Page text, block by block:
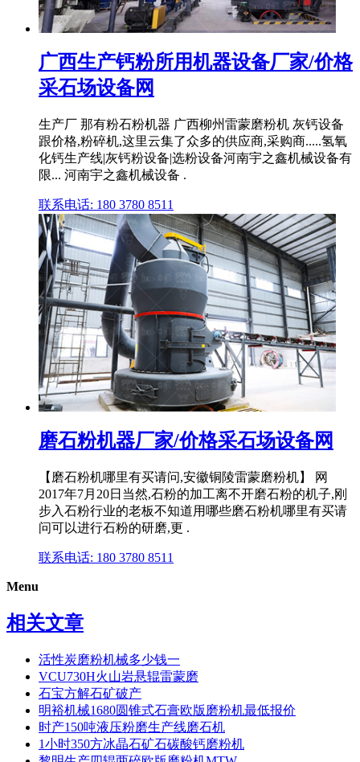
广西生产钙粉所用机器设备厂家/价格
采石场设备网
生产厂 那有粉石粉机器 广西柳州雷蒙磨粉机 灰钙设备
跟价格,粉碎机,这里云集了众多的供应商,采购商.....氢氧
化钙生产线|灰钙粉设备|选粉设备河南宇之鑫机械设备有
限... 河南宇之鑫机械设备 .
联系电话: 180 3780 8511
磨石粉机器厂家/价格采石场设备网
【磨石粉机哪里有买请问,安徽铜陵雷蒙磨粉机】 网
2017年7月20日当然,石粉的加工离不开磨石粉的机子,刚
步入石粉行业的老板不知道用哪些磨石粉机哪里有买请
问可以进行石粉的研磨,更 .
联系电话: 180 3780 8511
Menu
相关文章
活性炭磨粉机械多少钱一
VCU730H火山岩悬辊雷蒙磨
石宝方解石矿破产
明裕机械1680圆锥式石膏欧版磨粉机最低报价
时产150吨液压粉磨生产线磨石机
1小时350方冰晶石矿石碳酸钙磨粉机